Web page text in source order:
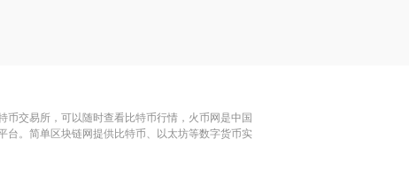
交易所，可以随时查看比特币行情，火币网是中国
台。简单区块链网提供比特币、以太坊等数字货币实